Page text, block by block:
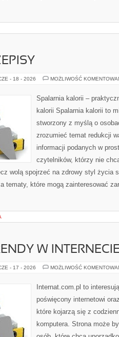
- 18 - 2026 MOŻLIWOŚĆ
Spalarnia kalorii –
kalorii Spalarnia kalorii to
stworzony z myślą o
zrozumieć temat redukcji
informacji podanych w
czytelników, którzy nie
wolą spojrzeć na zdrowy styl życia
tematy, które mogą zainteresować
W
- 17 - 2026 MOŻLIWOŚĆ
Internat.com.pl to
poświęcony internetowi
które kojarzą się z
komputera. Strona może